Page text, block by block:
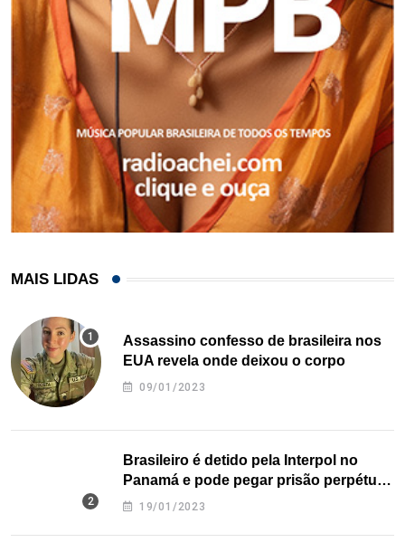
MAIS LIDAS
Assassino confesso de brasileira nos
EUA revela onde deixou o corpo
09/01/2023
Brasileiro é detido pela Interpol no
Panamá e pode pegar prisão perpétua
nos EUA
19/01/2023